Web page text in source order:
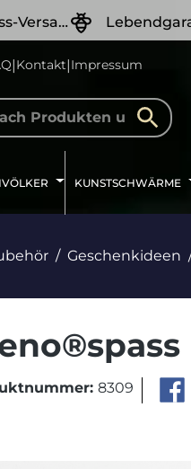
springen
Versand
|Kontakt|Impressum
KUNSTSCHWÄRME
Geschenkideen
8309